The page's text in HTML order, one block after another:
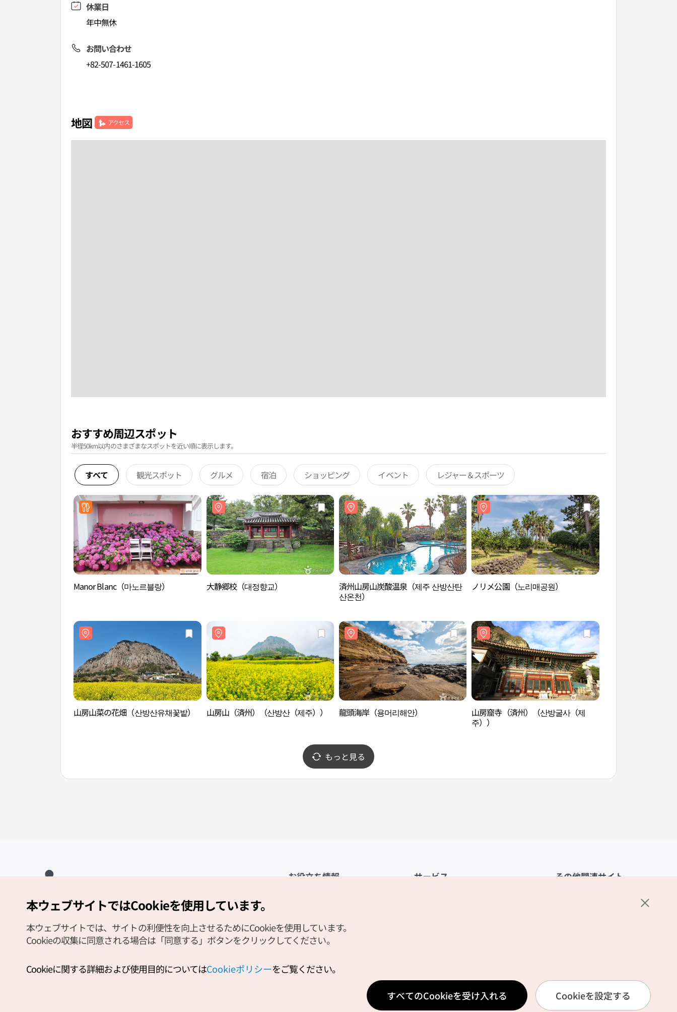
休業日
年中無休
お問い合わせ
+82-507-1461-1605
地図 アクセス
おすすめ周辺スポット
半径50km以内のさまざまなスポットを近い順に表示します。
すべて 観光スポット グルメ 宿泊 ショッピング イベント レジャー＆スポーツ
Manor Blanc（마노르블랑） 大静郷校（대정향교）
済州山房山炭酸温泉（제주 산방산탄
산온천）
ノリメ公園（노리매공원）
山房山菜の花畑（산방산유채꽃밭） 山房山（済州）（산방산（제주）） 龍頭海岸（용머리해안）
山房窟寺（済州）（산방굴사（제
주））
もっと見る
お役立ち情報
観光資料ダウンロード
デジタルブック／電子書籍
Odii
サービス
位置情報サービス利用規約
個人位置情報取扱いポリシー
その他関連サイト
Copyright (c) Korea Tourism Organization All Rights Reserved.
サイトエラー報告
公式メール
本ウェブサイトではCookieを使用しています。
本ウェブサイトでは、サイトの利便性を向上させるためにCookieを使用しています。
Cookieの収集に同意される場合は「同意する」ボタンをクリックしてください。
Cookieに関する詳細および使用目的についてはCookieポリシーをご覧ください。
すべてのCookieを受け入れる Cookieを設定する